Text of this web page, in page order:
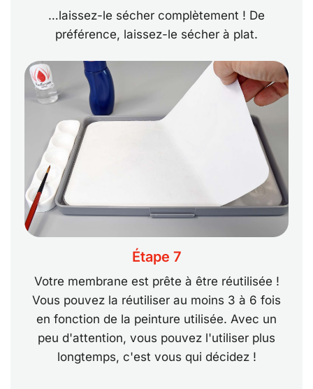
…laissez-le sécher complètement ! De
préférence, laissez-le sécher à plat.
Étape 7
Votre membrane est prête à être réutilisée !
Vous pouvez la réutiliser au moins 3 à 6 fois
en fonction de la peinture utilisée. Avec un
peu d'attention, vous pouvez l'utiliser plus
longtemps, c'est vous qui décidez !